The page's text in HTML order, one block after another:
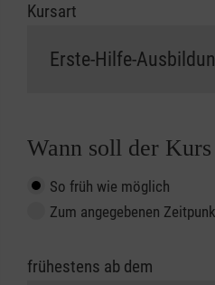
Kursart
Wann soll der
So früh wie möglich
Zum angegebenen
frühestens ab dem